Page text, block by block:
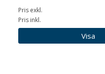
Pris exkl.
Pris inkl.
Visa